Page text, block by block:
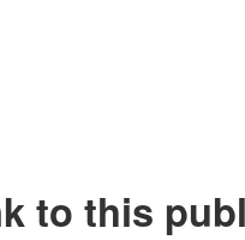
to this